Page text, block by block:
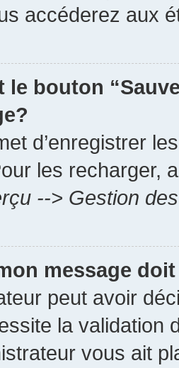
accéderez aux
le bouton
d’enregistrer
les recharger,
--> Gestion
message
peut avoir
la validation
vous ait